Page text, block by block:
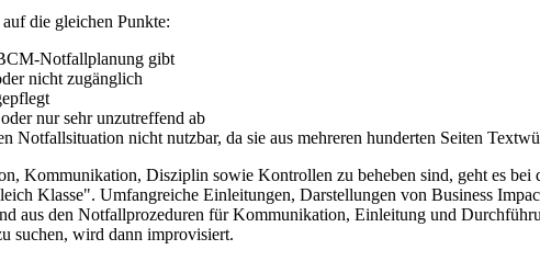
die gleichen Punkte:
Notfallplanung gibt
nicht zugänglich
nur sehr unzutreffend ab
nicht nutzbar, da sie aus mehreren hunderten Seiten
Kommunikation, Disziplin sowie Kontrollen zu beheben sind, geht es
Klasse". Umfangreiche Einleitungen, Darstellungen von Business
aus den Notfallprozeduren für Kommunikation, Einleitung und
suchen, wird dann improvisiert.